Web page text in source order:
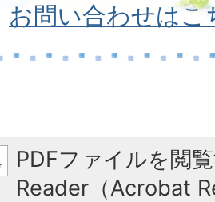
お問い合わせはこ
PDFファイルを閲
Reader（Acrobat